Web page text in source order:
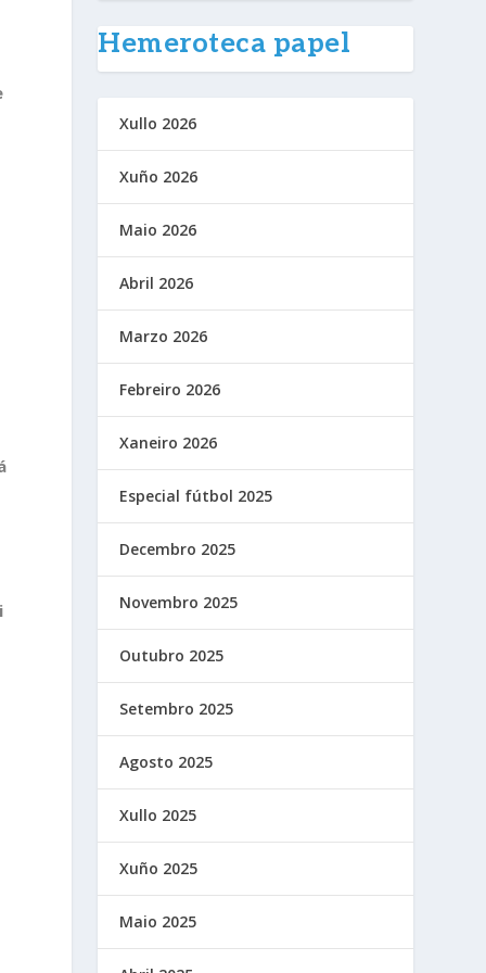
Hemeroteca papel
Xullo 2026
Xuño 2026
Maio 2026
Abril 2026
Marzo 2026
Febreiro 2026
Xaneiro 2026
Especial fútbol 2025
Decembro 2025
Novembro 2025
Outubro 2025
Setembro 2025
Agosto 2025
Xullo 2025
Xuño 2025
Maio 2025